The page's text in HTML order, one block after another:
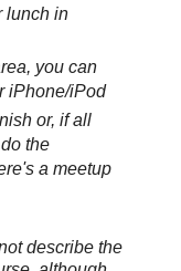
lunch in
you can
iPhone/iPod
or, if all
the
a meetup
describe the